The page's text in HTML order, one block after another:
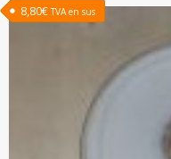
8,80€ TVA en sus